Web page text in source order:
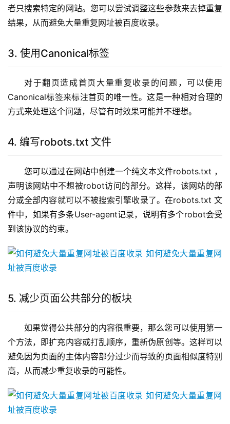
者只搜索特定的网站。您可以尝试调整这些参数来去掉重复
结果，从而避免大量重复网址被百度收录。
3. 使用Canonical标签
对于翻页造成首页大量重复收录的问题，可以使用
Canonical标签来标注首页的唯一性。这是一种相对合理的
方式来处理这个问题，尽管有时效果可能并不理想。
4. 编写robots.txt 文件
您可以通过在网站中创建一个纯文本文件robots.txt ，
声明该网站中不想被robot访问的部分。这样，该网站的部
分或全部内容就可以不被搜索引擎收录了。在robots.txt 文
件中，如果有多条User-agent记录，说明有多个robot会受
到该协议的约束。
5. 减少页面公共部分的板块
如果觉得公共部分的内容很重要，那么您可以使用第一
个方法，即扩充内容或打乱顺序，重新伪原创等。这样可以
避免因为页面的主体内容部分过少而导致的页面相似度特别
高，从而减少重复收录的可能性。